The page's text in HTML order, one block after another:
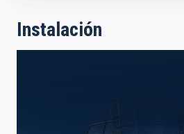
Instalación